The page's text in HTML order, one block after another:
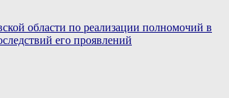
области по реализации полномочий в
его проявлений